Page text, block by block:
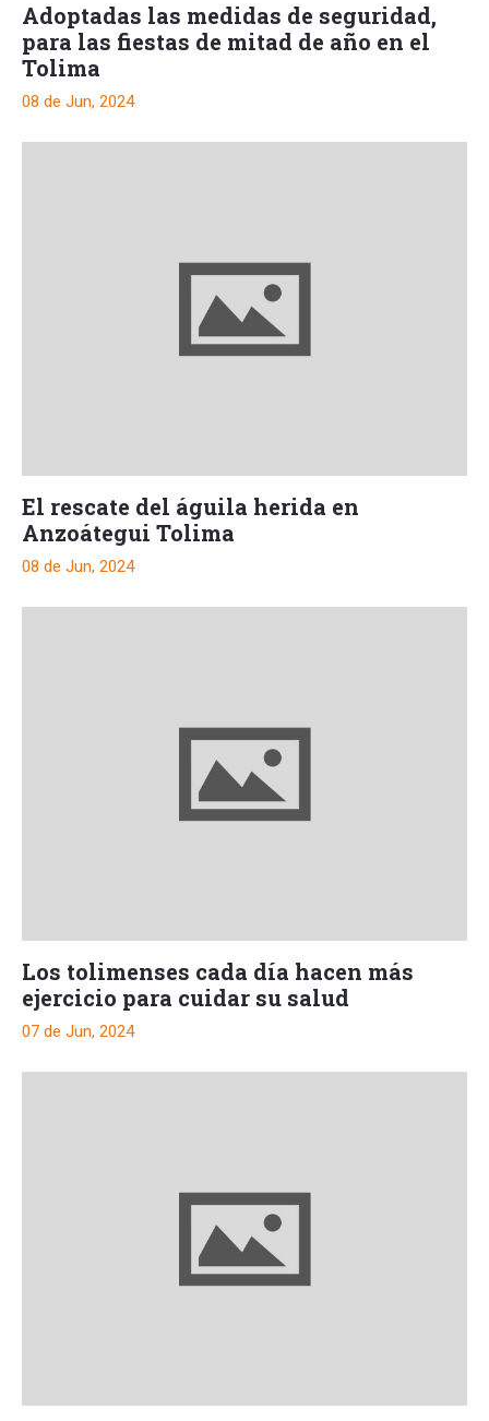
Adoptadas las medidas de seguridad,
para las fiestas de mitad de año en el
Tolima
08 de Jun, 2024
El rescate del águila herida en
Anzoátegui Tolima
08 de Jun, 2024
Los tolimenses cada día hacen más
ejercicio para cuidar su salud
07 de Jun, 2024